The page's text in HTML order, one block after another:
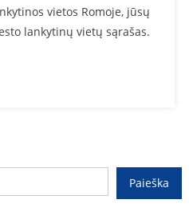
vietos Romoje, jūsų
lankytinų vietų sąrašas.
Paieška